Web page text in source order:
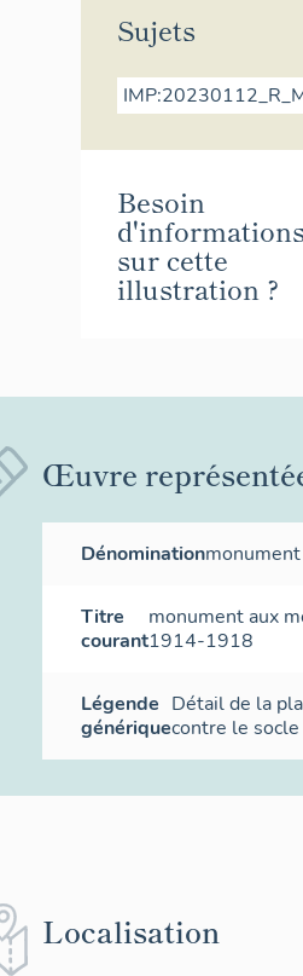
Sujets
Besoin
sur cette
illustration ?
Œuvre
Dénomination
Titre
courant
monument aux
1914-1918
Légende
générique
Détail de la
contre le
Localisation